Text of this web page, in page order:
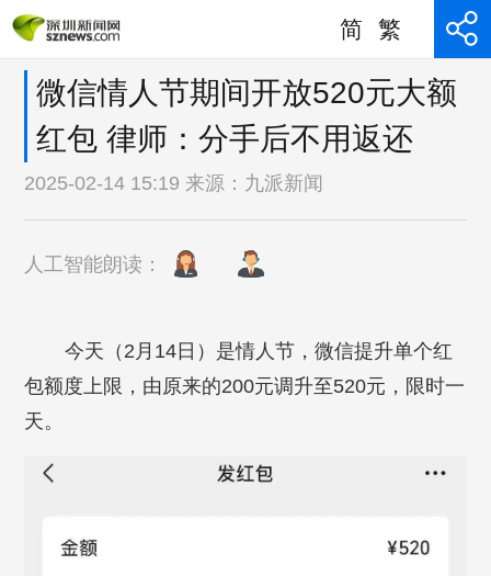
简 繁
微信情人节期间开放520元大额
红包 律师：分手后不用返还
2025-02-14 15:19 来源： 九派新闻
人工智能朗读：
今天（2月14日）是情人节，微信提升单个红
包额度上限，由原来的200元调升至520元，限时一
天。